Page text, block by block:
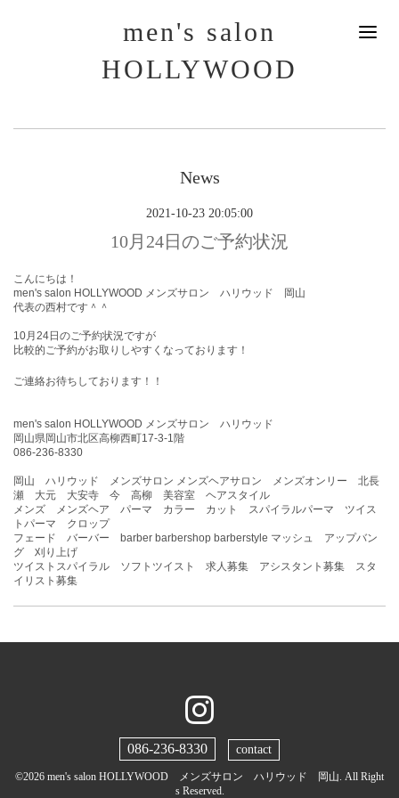
men's salon
HOLLYWOOD
News
2021-10-23 20:05:00
10月24日のご予約状況
こんにちは！
men's salon HOLLYWOOD メンズサロン ハリウッド 岡山
代表の西村です＾＾
10月24日のご予約状況ですが
比較的ご予約がお取りしやすくなっております！
ご連絡お待ちしております！！
men's salon HOLLYWOOD メンズサロン ハリウッド
岡山県岡山市北区高柳西町17-3-1階
086-236-8330
岡山 ハリウッド メンズサロン メンズヘアサロン メンズオンリー 北長
瀬 大元 大安寺 今 高柳 美容室 ヘアスタイル
メンズ メンズヘア パーマ カラー カット スパイラルパーマ ツイス
トパーマ クロップ
フェード バーバー barber barbershop barberstyle マッシュ アップバン
グ 刈り上げ
ツイストスパイラル ソフトツイスト 求人募集 アシスタント募集 スタ
イリスト募集
086-236-8330 contact
©2026 men's salon HOLLYWOOD メンズサロン ハリウッド 岡山. All Right
s Reserved.